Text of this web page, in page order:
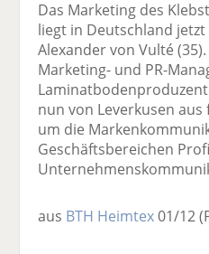
Das Marketing des
liegt in Deutschland
Alexander von Vulté
Marketing- und PR-
nun von Leverkusen
um die
Geschäftsbereichen
aus BTH Heimtex01/12